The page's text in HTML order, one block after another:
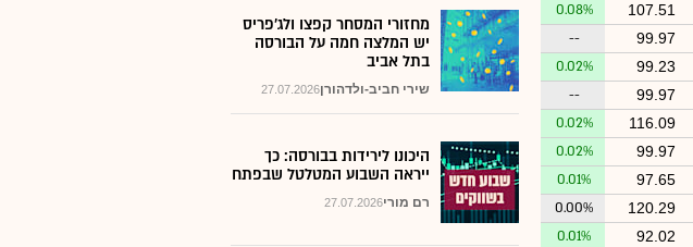
107.51
0.08%
99.97
--
99.23
0.02%
99.97
--
116.09
0.02%
99.97
0.02%
97.65
0.01%
120.29
0.00%
92.02
0.01%
מחזורי המסחר קפצו ולג'פריס
יש המלצה חמה על הבורסה
בתל אביב
27.07.2026שירי חביב-ולדהורן
היכונו לירידות בבורסה: כך
ייראה השבוע המטלטל שבפתח
27.07.2026רם מורי